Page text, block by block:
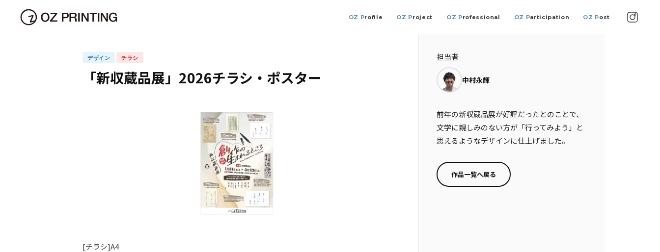
Oz Pioneer
Present
Oz Perfect
Press
Promotion
Oz Pace
Plan
Promise
Protect
Oz Prove
Person
Oz Power
Oz Purpose
Pleasant
Oz Prominent
Propagate
Pioneer
Oz Present
Perfect OZ Profile OZ Project OZ Professional OZ Participation OZ Post
HOME>OZ Project>
デザイン チラシ
「新収蔵品展」2026チラシ・ポスター
[チラシ]A4
担当者
中村永輝
前年の新収蔵品展が好評だったとのことで、
文学に親しみのない方が「行ってみよう」と
思えるようなデザインに仕上げました。
作品一覧へ戻る